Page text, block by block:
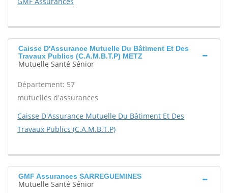
Caisse D'Assurance Mutuelle Du Bâtiment Et Des
Travaux Publics (C.A.M.B.T.P) METZ
Mutuelle Santé Sénior
Département: 57
mutuelles d'assurances
Caisse D'Assurance Mutuelle Du Bâtiment Et Des
Travaux Publics (C.A.M.B.T.P)
GMF Assurances SARREGUEMINES
Mutuelle Santé Sénior